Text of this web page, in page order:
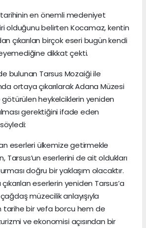
tarihinin en önemli medeniyet
olduğunu belirten Kocamaz, kentin
çıkarılan birçok eseri bugün kendi
dikkat çekti.
bulunan Tarsus Mozaiği ile
ortaya çıkarılarak Adana Müzesi
götürülen heykelciklerin yeniden
gerektiğini ifade eden
eserleri ülkemize getirmekle
Tarsus’un eserlerini de ait oldukları
doğru bir yaklaşım olacaktır.
çıkarılan eserlerin yeniden Tarsus’a
müzecilik anlayışıyla
tarihe bir vefa borcu hem de
ve ekonomisi açısından bir